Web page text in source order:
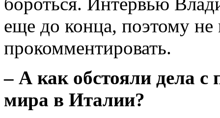
еще до конца, поэтому не
прокомментировать.
– А как обстояли дела с
мира в Италии?